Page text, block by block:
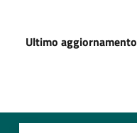
Ultimo aggiornamento